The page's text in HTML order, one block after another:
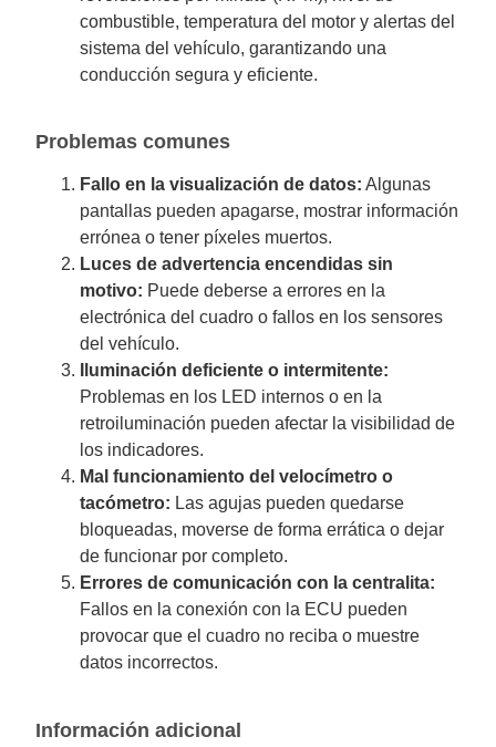
combustible, temperatura del motor y alertas del
sistema del vehículo, garantizando una
conducción segura y eficiente.
Problemas comunes
Fallo en la visualización de datos: Algunas
pantallas pueden apagarse, mostrar información
errónea o tener píxeles muertos.
Luces de advertencia encendidas sin
motivo: Puede deberse a errores en la
electrónica del cuadro o fallos en los sensores
del vehículo.
Iluminación deficiente o intermitente:
Problemas en los LED internos o en la
retroiluminación pueden afectar la visibilidad de
los indicadores.
Mal funcionamiento del velocímetro o
tacómetro: Las agujas pueden quedarse
bloqueadas, moverse de forma errática o dejar
de funcionar por completo.
Errores de comunicación con la centralita:
Fallos en la conexión con la ECU pueden
provocar que el cuadro no reciba o muestre
datos incorrectos.
Información adicional